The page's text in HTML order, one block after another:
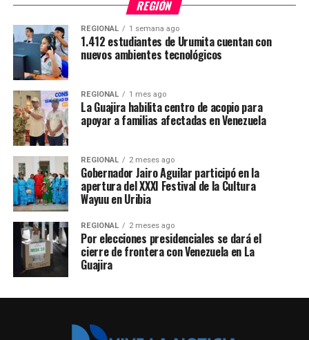
REGIÓN
REGIONAL 1 semana ago
1.412 estudiantes de Urumita cuentan con
nuevos ambientes tecnológicos
REGIONAL 1 mes ago
La Guajira habilita centro de acopio para
apoyar a familias afectadas en Venezuela
REGIONAL 2 meses ago
Gobernador Jairo Aguilar participó en la
apertura del XXXI Festival de la Cultura
Wayuu en Uribia
REGIONAL 2 meses ago
Por elecciones presidenciales se dará el
cierre de frontera con Venezuela en La
Guajira